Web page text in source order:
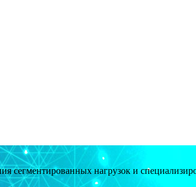
сегментированных нагрузок и